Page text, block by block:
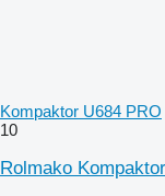
Kompaktor U684 PRO
10
Rolmako